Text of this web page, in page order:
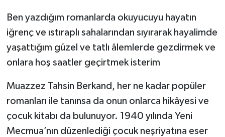
Ben yazdığım romanlarda okuyucuyu hayatın
iğrenç ve ıstıraplı sahalarından sıyırarak hayalimde
yaşattığım güzel ve tatlı âlemlerde gezdirmek ve
onlara hoş saatler geçirtmek isterim
Muazzez Tahsin Berkand, her ne kadar popüler
romanları ile tanınsa da onun onlarca hikâyesi ve
çocuk kitabı da bulunuyor. 1940 yılında Yeni
Mecmua’nın düzenlediği çocuk neşriyatına eser